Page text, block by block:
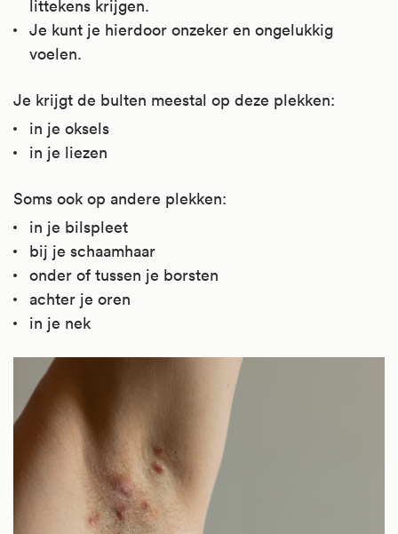
littekens krijgen.
Je kunt je hierdoor onzeker en ongelukkig
voelen.
Je krijgt de bulten meestal op deze plekken:
in je oksels
in je liezen
Soms ook op andere plekken:
in je bilspleet
bij je schaamhaar
onder of tussen je borsten
achter je oren
in je nek